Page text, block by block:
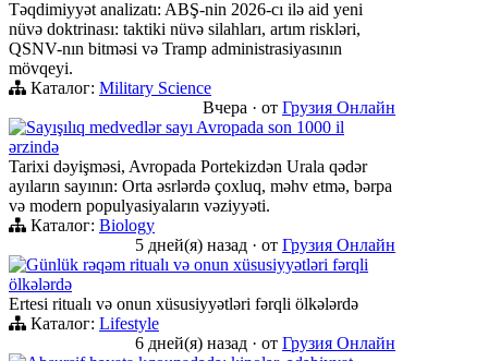
Təqdimiyyət analizatı: ABŞ-nin 2026-cı ilə aid yeni
nüvə doktrinası: taktiki nüvə silahları, artım riskləri,
QSNV-nın bitməsi və Tramp administrasiyasının
mövqeyi.
Каталог: Military Science
Вчера · от Грузия Онлайн
Sayışılıq medvedlər sayı Avropada son 1000 il
ərzində
Tarixi dəyişməsi, Avropada Portekizdən Urala qədər
ayıların sayının: Orta əsrlərdə çoxluq, məhv etmə, bərpa
və modern populyasiyaların vəziyyəti.
Каталог: Biology
5 дней(я) назад · от Грузия Онлайн
Günlük rəqəm ritualı və onun xüsusiyyətləri fərqli
ölkələrdə
Ertesi ritualı və onun xüsusiyyətləri fərqli ölkələrdə
Каталог: Lifestyle
6 дней(я) назад · от Грузия Онлайн